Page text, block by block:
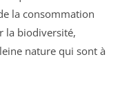
la consommation
la biodiversité,
nature qui sont à